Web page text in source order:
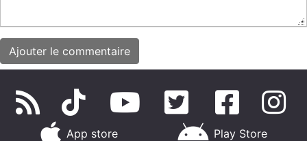
App store Play Store